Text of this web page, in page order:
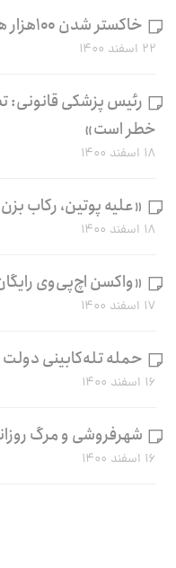
خاکستر شدن ۱۰۰هزار هکتار جنگل و مرتع طی ۵ سال
۲۲ اسفند ۱۴۰۰
رئیس پزشکی
خطر است»
۱۸ اسفند ۱۴۰۰
«علیه پوتین، رکاب
۱۸ اسفند ۱۴۰۰
«واکسن اچ‌پی‌وی
۱۷ اسفند ۱۴۰۰
حمله تله‌کابینی
۱۶ اسفند ۱۴۰۰
شهرفروشی و مرگ
۱۶ اسفند ۱۴۰۰